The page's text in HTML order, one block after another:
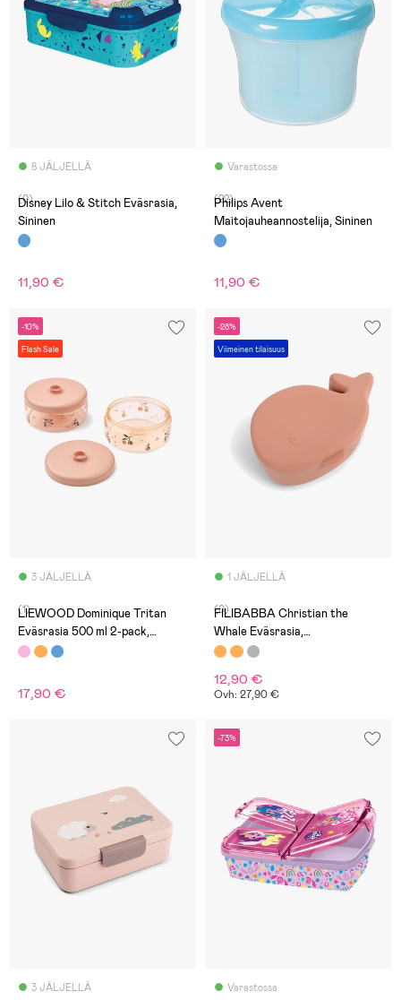
8 JÄLJELLÄ
(0)
Disney Lilo & Stitch Eväsrasia,
Sininen
11,90 €
Varastossa
(22)
Philips Avent
Maitojauheannostelija, Sininen
11,90 €
-10%
Flash Sale
3 JÄLJELLÄ
(1)
LIEWOOD Dominique Tritan
Eväsrasia 500 ml 2-pack,
Peach/Sea shell
17,90 €
-28%
Viimeinen tilaisuus
1 JÄLJELLÄ
(0)
FILIBABBA Christian the
Whale Eväsrasia,
Vaaleanpunainen
12,90 €
Ovh: 27,90 €
3 JÄLJELLÄ
-73%
Varastossa